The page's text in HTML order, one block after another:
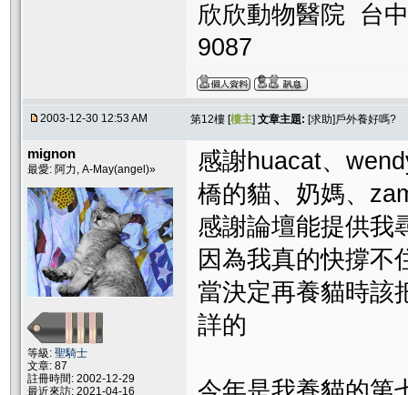
欣欣動物醫院 台
9087
2003-12-30 12:53 AM 第12樓 [樓主] 文章主題: [求助]戶外養好嗎?
mignon
最愛: 阿力, A-May(angel)»
等級: 聖騎士
文章: 87
註冊時間: 2002-12-29
最近來訪: 2021-04-16
感謝huacat、
橋的貓、奶媽、
感謝論壇能提供我
因為我真的快撐不
當決定再養貓時該
詳的